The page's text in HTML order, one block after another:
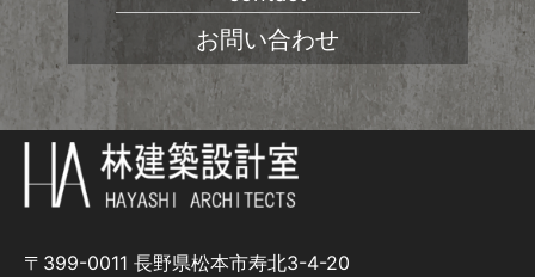
お問い合わせ
〒399-0011 長野県松本市寿北3-4-20